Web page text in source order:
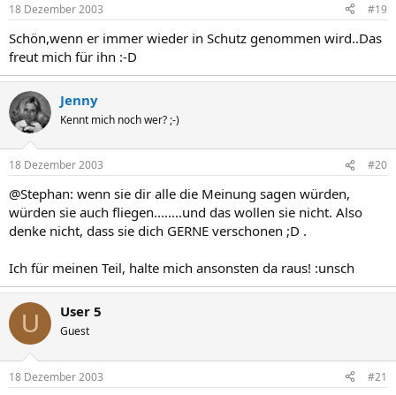
18 Dezember 2003 #19
Schön,wenn er immer wieder in Schutz genommen wird..Das
freut mich für ihn :-D
Jenny
Kennt mich noch wer? ;-)
18 Dezember 2003 #20
@Stephan: wenn sie dir alle die Meinung sagen würden,
würden sie auch fliegen........und das wollen sie nicht. Also
denke nicht, dass sie dich GERNE verschonen ;D .
Ich für meinen Teil, halte mich ansonsten da raus! :unsch
U User 5
Guest
18 Dezember 2003 #21